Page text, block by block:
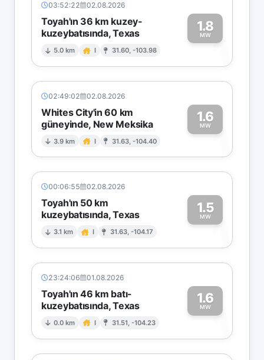
03:52:22 02.08.2026
Toyah'ın 36 km kuzey-
kuzeybatısında, Texas
5.0 km I 31.60, -103.98
1.8
MW1
02:49:02 02.08.2026
Whites City'in 60 km
güneyinde, New Meksika
3.9 km I 31.63, -104.40
1.6
MW1
00:06:55 02.08.2026
Toyah'ın 50 km
kuzeybatısında, Texas
3.1 km I 31.63, -104.17
1.5
MW1
23:24:06 01.08.2026
Toyah'ın 46 km batı-
kuzeybatısında, Texas
0.0 km I 31.51, -104.23
1.6
MW1